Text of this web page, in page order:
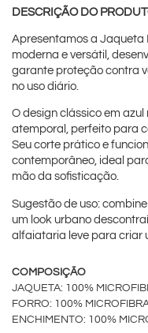
DESCRIÇÃO DO
Apresentamos a
moderna e versátil,
garante proteção contra
no uso diário.
O design clássico em
atemporal, perfeito para
Seu corte prático e
contemporâneo, ideal
mão da sofisticação.
Sugestão de uso:
um look urbano
alfaiataria leve para criar
COMPOSIÇÃO
JAQUETA: 100%
FORRO: 100%
ENCHIMENTO: 100%